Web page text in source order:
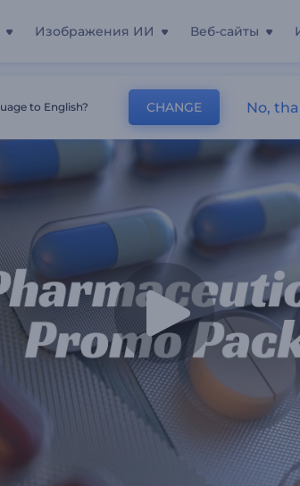
Изображения ИИ Веб-сайты
to English? CHANGE No,